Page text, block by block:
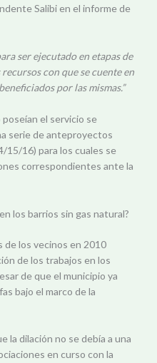
Salibi en el informe de
ser ejecutado en etapas de
con que se cuente en
por las mismas.”
el servicio se
serie de anteproyectos
15/16) para los cuales se
correspondientes ante la
los barrios sin gas natural?
de los vecinos en 2010
de los trabajos en los
de que el municipio ya
bajo el marco de la
la dilación no se debía a una
en curso con la